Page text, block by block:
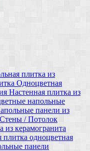
плитка из
Одноцветная
Настенная плитка из
напольные
панели из
Стены / Потолок
из керамогранита
плитка одноцветная
панели